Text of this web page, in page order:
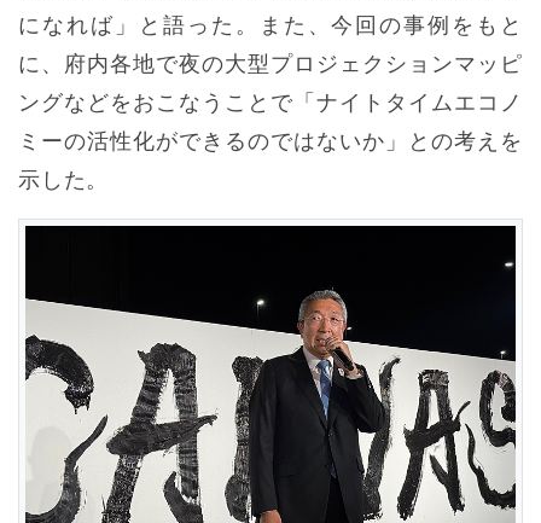
になれば」と語った。また、今回の事例をもと
に、府内各地で夜の大型プロジェクションマッピ
ングなどをおこなうことで「ナイトタイムエコノ
ミーの活性化ができるのではないか」との考えを
示した。